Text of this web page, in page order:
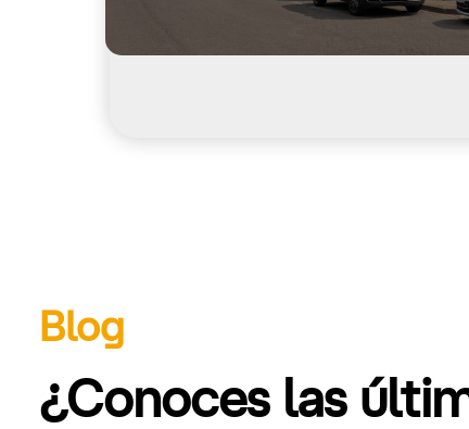
Blog
¿Conoces las